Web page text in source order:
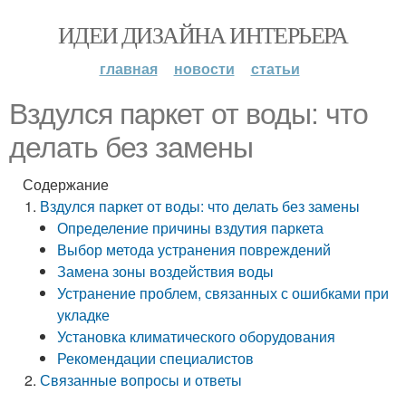
ИДЕИ ДИЗАЙНА ИНТЕРЬЕРА
главная новости статьи
Вздулся паркет от воды: что
делать без замены
Содержание
Вздулся паркет от воды: что делать без замены
Определение причины вздутия паркета
Выбор метода устранения повреждений
Замена зоны воздействия воды
Устранение проблем, связанных с ошибками при
укладке
Установка климатического оборудования
Рекомендации специалистов
Связанные вопросы и ответы